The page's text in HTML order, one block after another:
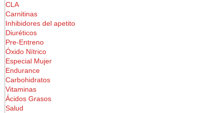
CLA
Carnitinas
Inhibidores del apetito
Diuréticos
Pre-Entreno
Óxido Nítrico
Especial Mujer
Endurance
Carbohidratos
Vitaminas
Ácidos Grasos
Salud